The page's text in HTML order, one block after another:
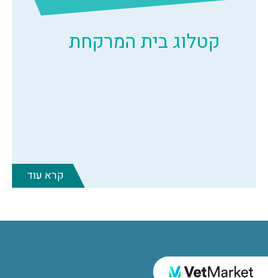
קטלוג בית המרקחת
קרא עוד